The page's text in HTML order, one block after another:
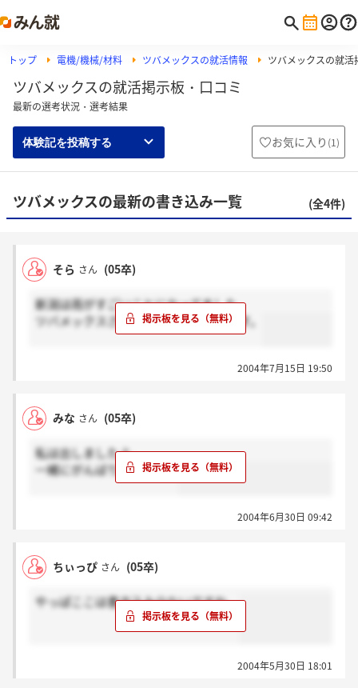
トップ 電機/機械/材料 ツバメックスの就活情報 ツバメックスの就活
ツバメックスの就活掲示板・口コミ
最新の選考状況・選考結果
体験記を投稿する お気に入り (1)
ツバメックスの最新の書き込み一覧 (全4件)
そら さん (05卒)
新潟は雨がすごいことになってました。
ツバメックスさんは大丈夫とのことです。
2004年7月15日 19:50
みな さん (05卒)
私は出しましたよ。
一緒にがんばりましょう。
2004年6月30日 09:42
ちぃっぴ さん (05卒)
やっぱここは書き込み少ないですね。
2004年5月30日 18:01